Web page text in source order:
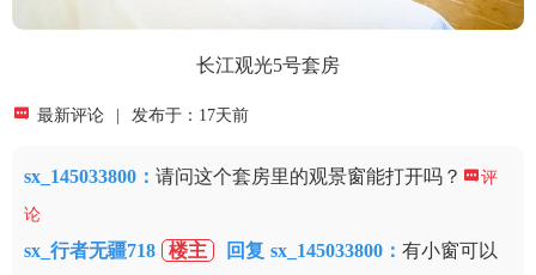
长江观光5号套房
 最新评论 发布于：17天前
sx_145033800 ： 请问这个套房里的观景窗能打开吗？ 评
论
sx_行者无疆718 楼主 回复 sx_145033800： 有小窗可以